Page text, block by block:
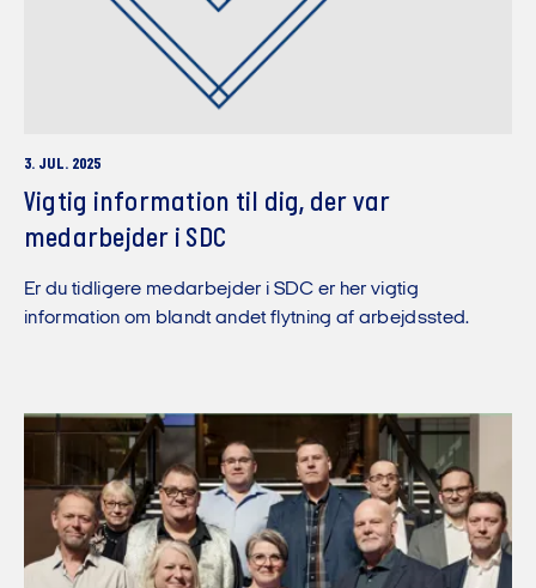
3. JUL. 2025
Vigtig information til dig, der var
medarbejder i SDC
Er du tidligere medarbejder i SDC er her vigtig
information om blandt andet flytning af arbejdssted.